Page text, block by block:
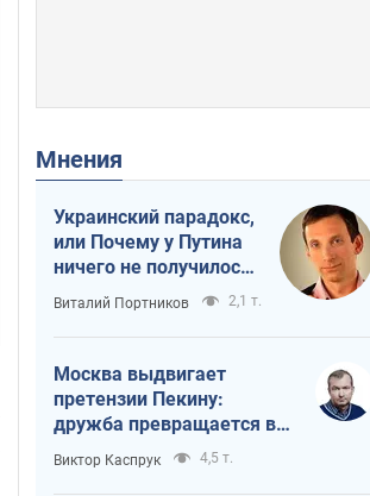
Мнения
Украинский парадокс,
или Почему у Путина
ничего не получилось
с Украиной
Виталий Портников 2,1 т.
Москва выдвигает
претензии Пекину:
дружба превращается в
зависимость России от
Китая
Виктор Каспрук 4,5 т.